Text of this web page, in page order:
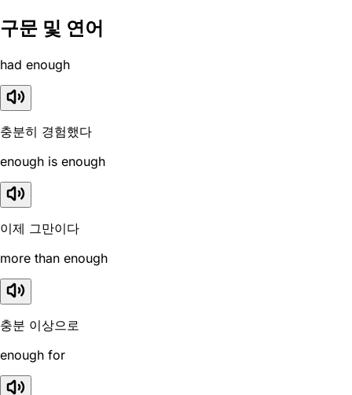
구문 및 연어
had enough
충분히 경험했다
enough is enough
이제 그만이다
more than enough
충분 이상으로
enough for